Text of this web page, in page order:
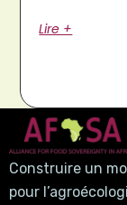
Lire +
Construire un
pour